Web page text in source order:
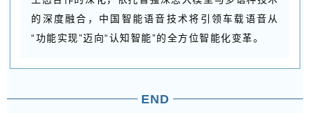
的深度融合，中国智能语音技术将引领车载语音从
“功能实现”迈向“认知智能”的全方位智能化变革。
END